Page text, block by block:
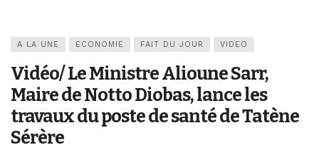
A LA UNE ECONOMIE FAIT DU JOUR VIDEO
Vidéo/ Le Ministre Alioune Sarr,
Maire de Notto Diobas, lance les
travaux du poste de santé de Tatène
Sérère